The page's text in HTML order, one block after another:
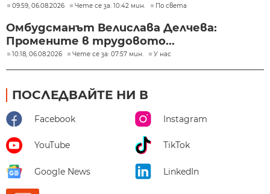
09:59, 06.08.2026 Чете се за: 10:42 мин. По света
Омбудсманът Велислава Делчева:
Промените в трудовото...
10:18, 06.08.2026 Чете се за: 07:57 мин. У нас
ПОСЛЕДВАЙТЕ НИ В
Facebook Instagram
YouTube TikTok
Google News LinkedIn